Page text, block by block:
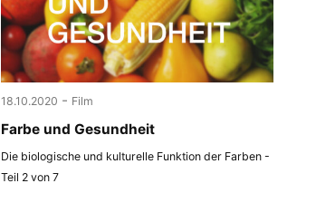
18.10.2020 - Film
Farbe und Gesundheit
Die biologische und kulturelle Funktion der Farben -
Teil 2 von 7